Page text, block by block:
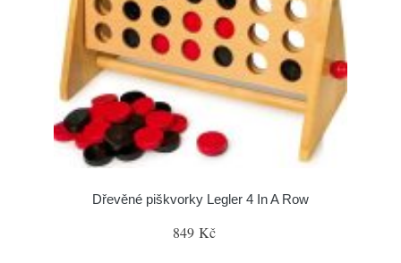
Dřevěné piškvorky Legler 4 In A Row
849 Kč